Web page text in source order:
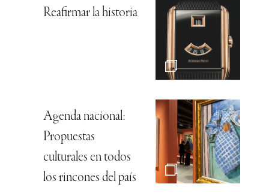
Reafirmar la historia
Agenda nacional:
Propuestas
culturales en todos
los rincones del país